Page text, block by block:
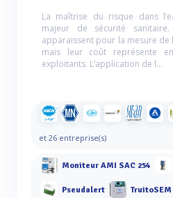
La maîtrise du risque dans
majeur de sécurité
apparaissent pour la mesure
mais leur coût représente
exploitants. L’application de l...
et 26 entreprise(s)
Moniteur AMI SAC 254
Pseudalert TruitoSEM